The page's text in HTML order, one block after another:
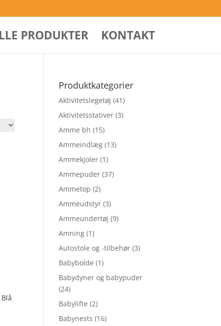
PRODUKTER KONTAKT
Produktkategorier
Aktivitetslegetøj (41)
Aktivitetsstativer (3)
Amme bh (15)
Ammeindlæg (13)
Ammekjoler (1)
Ammepuder (37)
Ammetop (2)
Ammeudstyr (3)
Ammeundertøj (9)
Amning (1)
Autostole og -tilbehør (3)
Babybolde (1)
Babydyner og babypuder
(24)
Babylifte (2)
Babynests (16)